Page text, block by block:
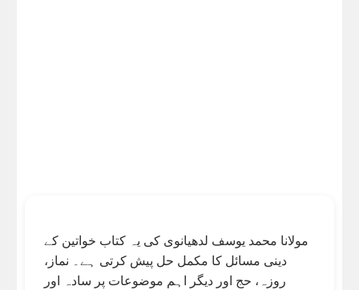
مولانا محمد یوسف لدھیانوی کی یہ کتاب خواتین کے
دینی مسائل کا مکمل حل پیش کرتی ہے۔ نماز،
روزہ، حج اور دیگر اہم موضوعات پر سادہ اور